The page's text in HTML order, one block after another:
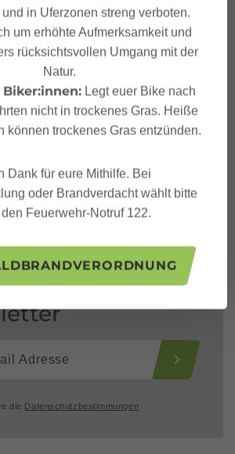
etwas Glück unvergessliche
in Österreich gewinnen.
Walsertal
die Datenschutzbestimmungen
in Uferzonen streng verboten.
um erhöhte Aufmerksamkeit und
rücksichtsvollen Umgang mit der
Natur.
Legt euer Bike nach
nicht in trockenes Gras. Heiße
können trockenes Gras entzünden.
Dank für eure Mithilfe. Bei
oder Brandverdacht wählt bitte
Feuerwehr-Notruf 122.